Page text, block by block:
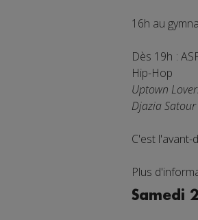
16h au
Dès 19h :
Hip-Hop
Uptown
Djazia
C'est
Plus
Samedi